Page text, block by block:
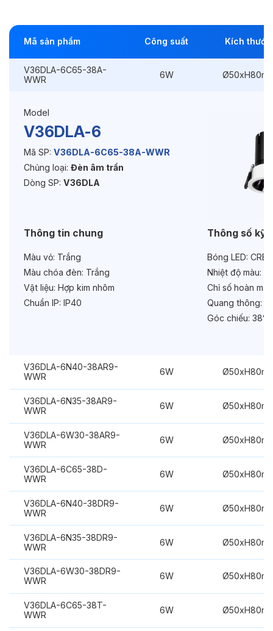
Điều hướng:
Có chỉnh hướng
Kích thướcØ50xH80mm
Điện áp: 220VAC, 50Hz
Độ bền & tùy chọn mở rộng
Chức năng:
Mã sản phẩm Công suất Kích thước
V36DLA-6C65-38A-
WWR
6W
Model
V36DLA-6
Mã SP: V36DLA-6C65-38A-WWR
Chủng loại: Đèn âm trần
Dòng SP: V36DLA
Thông tin chung
Màu vỏ: Trắng
Màu chóa đèn: Trắng
Vật liệu: Hợp kim nhôm
Chuẩn IP: IP40
Thông số kỹ
Bóng LED:
Nhiệt độ màu:
Chỉ số hoàn
Quang thông:
Góc chiếu: 38°
V36DLA-6N40-38AR9-
WWR
6W
V36DLA-6N35-38AR9-
WWR
6W
V36DLA-6W30-38AR9-
WWR
6W
V36DLA-6C65-38D-
WWR
6W
V36DLA-6N40-38DR9-
WWR
6W
V36DLA-6N35-38DR9-
WWR
6W
V36DLA-6W30-38DR9-
WWR
6W
V36DLA-6C65-38T-
WWR
6W